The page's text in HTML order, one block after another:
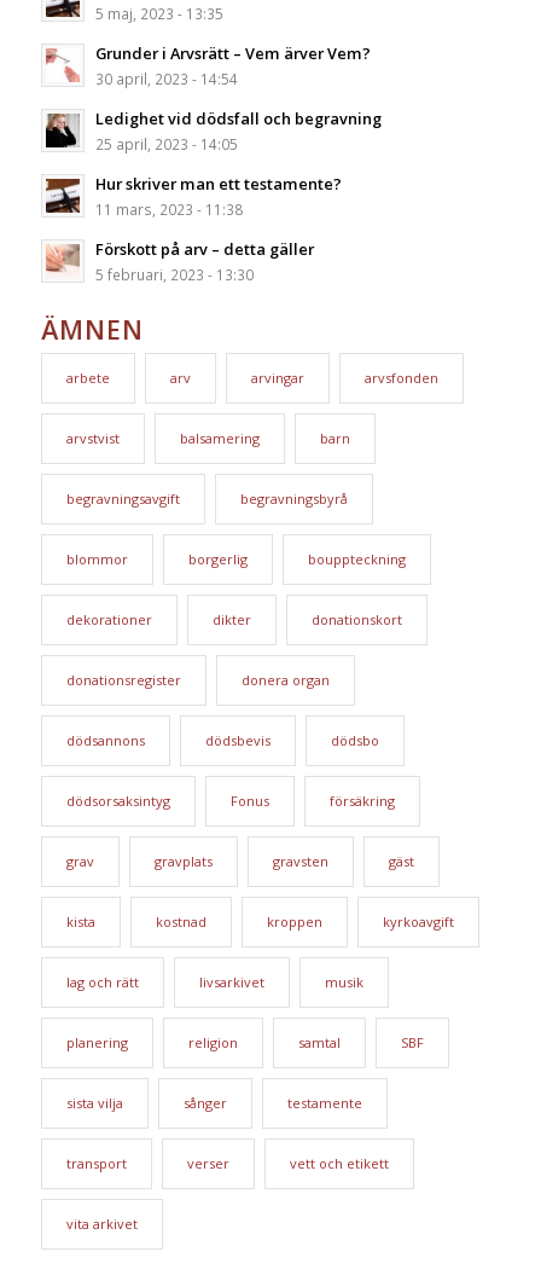
5 maj, 2023 - 13:35
Grunder i Arvsrätt – Vem ärver Vem?
30 april, 2023 - 14:54
Ledighet vid dödsfall och begravning
25 april, 2023 - 14:05
Hur skriver man ett testamente?
11 mars, 2023 - 11:38
Förskott på arv – detta gäller
5 februari, 2023 - 13:30
ÄMNEN
arbete arv arvingar arvsfonden
arvstvist balsamering barn
begravningsavgift begravningsbyrå
blommor borgerlig bouppteckning
dekorationer dikter donationskort
donationsregister donera organ
dödsannons dödsbevis dödsbo
dödsorsaksintyg Fonus försäkring
grav gravplats gravsten gäst
kista kostnad kroppen kyrkoavgift
lag och rätt livsarkivet musik
planering religion samtal SBF
sista vilja sånger testamente
transport verser vett och etikett
vita arkivet